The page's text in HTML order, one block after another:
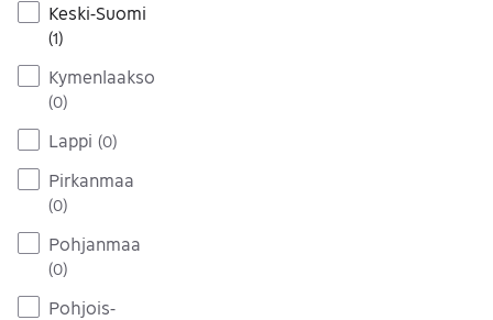
Keski-Suomi
(1)
Kymenlaakso
(0)
Lappi (0)
Pirkanmaa
(0)
Pohjanmaa
(0)
Pohjois-